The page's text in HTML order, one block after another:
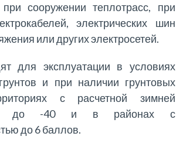
сооружении теплотрасс, при
электрических шин
или других электросетей.
для эксплуатации в условиях
и при наличии грунтовых
с расчетной зимней
до -40 и в районах с
до 6 баллов.